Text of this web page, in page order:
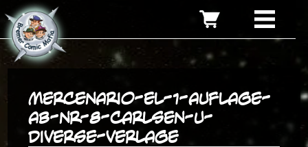
mercenario-el-1-auflage-
ab-nr-8-carlsen-u-
diverse-verlage